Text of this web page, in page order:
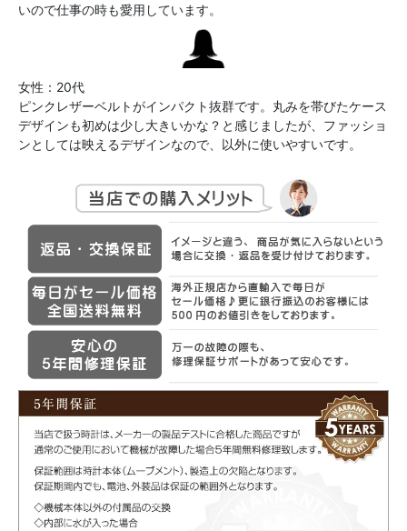
いので仕事の時も愛用しています。
女性：20代
ピンクレザーベルトがインパクト抜群です。丸みを帯びたケース
デザインも初めは少し大きいかな？と感じましたが、ファッショ
ンとしては映えるデザインなので、以外に使いやすいです。